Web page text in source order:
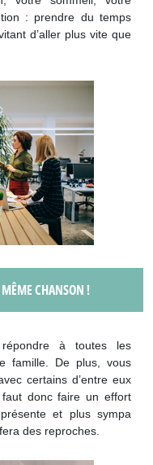
: prendre du temps
d’aller plus vite que
CHANSON !
à toutes les
famille. De plus, vous
certains d’entre eux
donc faire un effort
et plus sympa
des reproches.